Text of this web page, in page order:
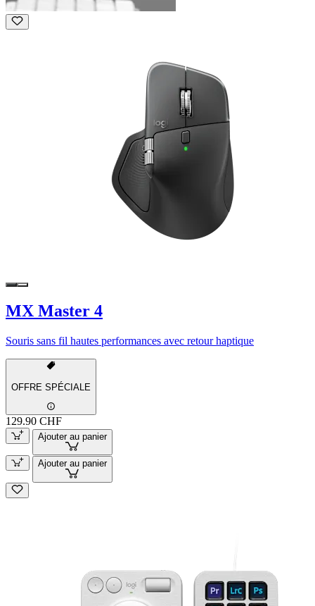
MX Master 4
Souris sans fil hautes performances avec retour haptique
OFFRE SPÉCIALE
129.90 CHF
Ajouter au panier
Ajouter au panier